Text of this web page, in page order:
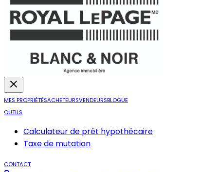
MES PROPRIÉTÉSACHETEURSVENDEURSBLOGUE
OUTILS
Calculateur de prêt hypothécaire
Taxe de mutation
CONTACT